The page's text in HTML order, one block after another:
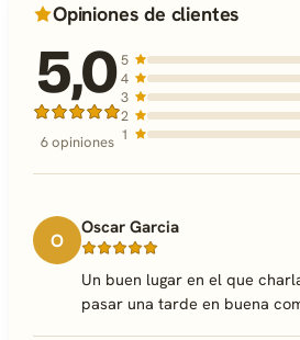
Opiniones de clientes
5,0
6 opiniones
5
4
3
2
1
O
Oscar Garcia
Un buen lugar en el que
pasar una tarde en buena